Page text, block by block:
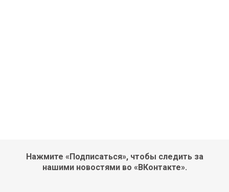
Нажмите «Подписаться», чтобы следить за
нашими новостями во «ВКонтакте».